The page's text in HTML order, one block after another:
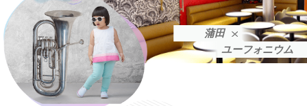
蒲田
ユーフォニウム